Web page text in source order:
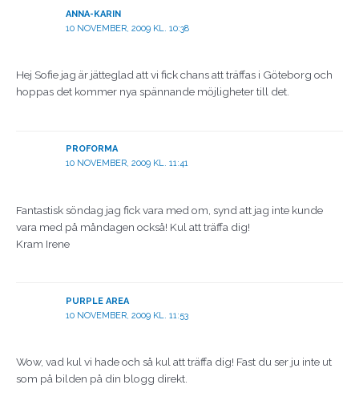
ANNA-KARIN
10 NOVEMBER, 2009 KL. 10:38
Hej Sofie jag är jätteglad att vi fick chans att träffas i Göteborg och
hoppas det kommer nya spännande möjligheter till det.
PROFORMA
10 NOVEMBER, 2009 KL. 11:41
Fantastisk söndag jag fick vara med om, synd att jag inte kunde
vara med på måndagen också! Kul att träffa dig!
Kram Irene
PURPLE AREA
10 NOVEMBER, 2009 KL. 11:53
Wow, vad kul vi hade och så kul att träffa dig! Fast du ser ju inte ut
som på bilden på din blogg direkt.